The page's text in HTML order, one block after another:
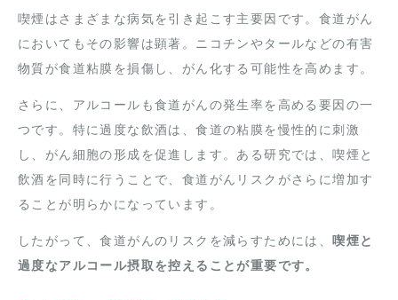
喫煙はさまざまな病気を引き起こす主要因です。食道がん
においてもその影響は顕著。ニコチンやタールなどの有害
物質が食道粘膜を損傷し、がん化する可能性を高めます。
さらに、アルコールも食道がんの発生率を高める要因の一
つです。特に過度な飲酒は、食道の粘膜を慢性的に刺激
し、がん細胞の形成を促進します。ある研究では、喫煙と
飲酒を同時に行うことで、食道がんリスクがさらに増加す
ることが明らかになっています。
したがって、食道がんのリスクを減らすためには、喫煙と
過度なアルコール摂取を控えることが重要です。